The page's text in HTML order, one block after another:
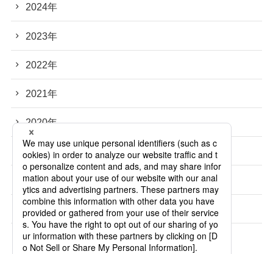
2024年
2023年
2022年
2021年
2020年
2019年
2018年
2017年